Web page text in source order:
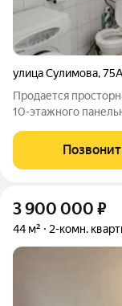
улица Сулимова,75А
Продается
10-этажного
порадует вас
косметический
3 900 000 ₽
44 м² 2-комн.